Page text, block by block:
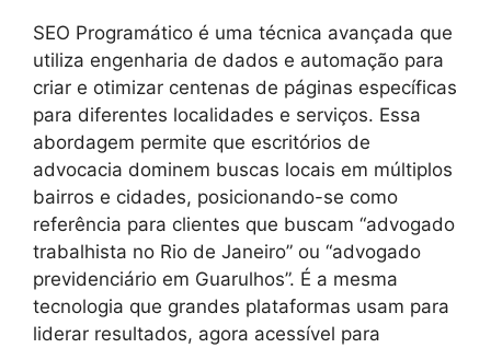
SEO Programático é uma técnica avançada que
utiliza engenharia de dados e automação para
criar e otimizar centenas de páginas específicas
para diferentes localidades e serviços. Essa
abordagem permite que escritórios de
advocacia dominem buscas locais em múltiplos
bairros e cidades, posicionando-se como
referência para clientes que buscam “advogado
trabalhista no Rio de Janeiro” ou “advogado
previdenciário em Guarulhos”. É a mesma
tecnologia que grandes plataformas usam para
liderar resultados, agora acessível para